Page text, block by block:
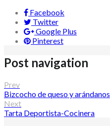
Facebook
Twitter
Google Plus
Pinterest
Post navigation
Prev
Bizcocho de queso y arándanos
Next
Tarta Deportista-Cocinera